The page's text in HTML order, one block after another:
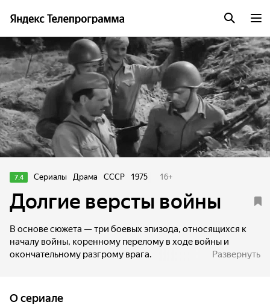
7.4 Сериалы Драма СССР 1975 16+
Долгие версты войны
В основе сюжета — три боевых эпизода, относящихся к
началу войны, коренному перелому в ходе войны и
окончательному разгрому врага.
Развернуть
O сериале